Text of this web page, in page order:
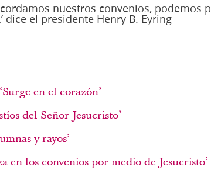
nuestros convenios, podemos
el presidente Henry B. Eyring
en el corazón’
del Señor Jesucristo’
y rayos’
en los convenios por medio de Jesucristo’